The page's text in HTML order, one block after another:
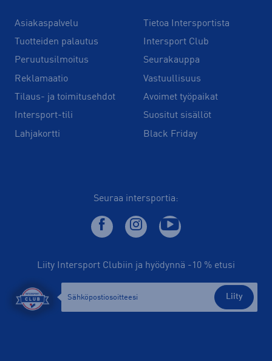
Asiakaspalvelu
Tuotteiden palautus
Peruutusilmoitus
Reklamaatio
Tilaus- ja toimitusehdot
Intersport-tili
Lahjakortti
Tietoa Intersportista
Intersport Club
Seurakauppa
Vastuullisuus
Avoimet työpaikat
Suositut sisällöt
Black Friday
Seuraa intersportia:
Liity Intersport Clubiin ja hyödynnä -10 % etusi
Liity